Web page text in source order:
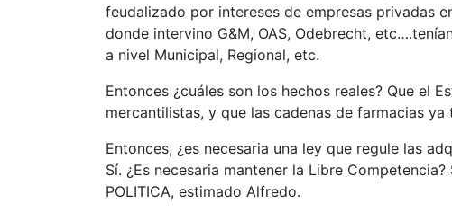
feudalizado por intereses de empresas privadas
donde intervino G&M, OAS, Odebrecht,
a nivel Municipal, Regional, etc.
Entonces ¿cuáles son los hechos reales? Que el
mercantilistas, y que las cadenas de farmacias
Entonces, ¿es necesaria una ley que regule las
Sí. ¿Es necesaria mantener la Libre
POLITICA, estimado Alfredo.